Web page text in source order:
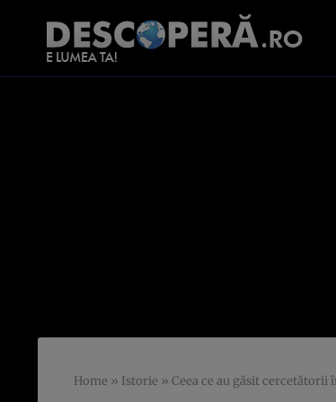
Home » Istorie » Ceea ce au găsit